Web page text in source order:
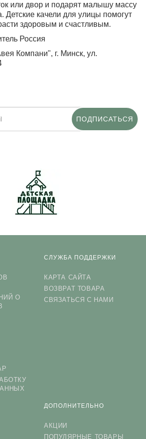
или двор и подарят малышу массу
Детские качели для улицы помогут
здоровым и счастливым.
Россия
Компани", г. Минск, ул.
ПОДПИСАТЬСЯ
О
СЛУЖБА ПОДДЕРЖКИ
КАРТА САЙТА
ВОЗВРАТ ТОВАРА
СВЯЗАТЬСЯ С НАМИ
ДОПОЛНИТЕЛЬНО
АКЦИИ
ПОПУЛЯРНЫЕ ТОВАРЫ